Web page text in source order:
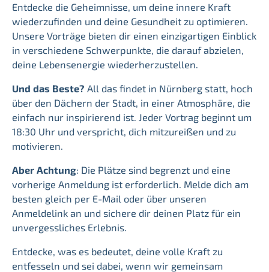
Entdecke die Geheimnisse, um deine innere Kraft
wiederzufinden und deine Gesundheit zu optimieren.
Unsere Vorträge bieten dir einen einzigartigen Einblick
in verschiedene Schwerpunkte, die darauf abzielen,
deine Lebensenergie wiederherzustellen.
Und das Beste? All das findet in Nürnberg statt, hoch
über den Dächern der Stadt, in einer Atmosphäre, die
einfach nur inspirierend ist. Jeder Vortrag beginnt um
18:30 Uhr und verspricht, dich mitzureißen und zu
motivieren.
Aber Achtung: Die Plätze sind begrenzt und eine
vorherige Anmeldung ist erforderlich. Melde dich am
besten gleich per E-Mail oder über unseren
Anmeldelink an und sichere dir deinen Platz für ein
unvergessliches Erlebnis.
Entdecke, was es bedeutet, deine volle Kraft zu
entfesseln und sei dabei, wenn wir gemeinsam